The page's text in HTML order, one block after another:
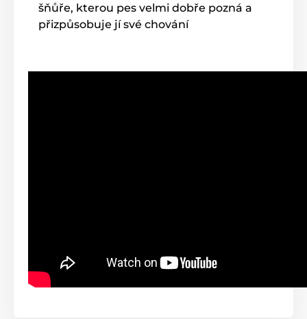
šňůře, kterou pes velmi dobře pozná a
přizpůsobuje jí své chování